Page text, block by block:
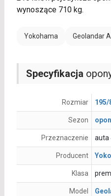
wynoszące 710 kg.
Yokohama Geolandar
Specyfikacja
Rozmiar 195/
Sezon
Przeznaczenie auta
Producent
Klasa
Model